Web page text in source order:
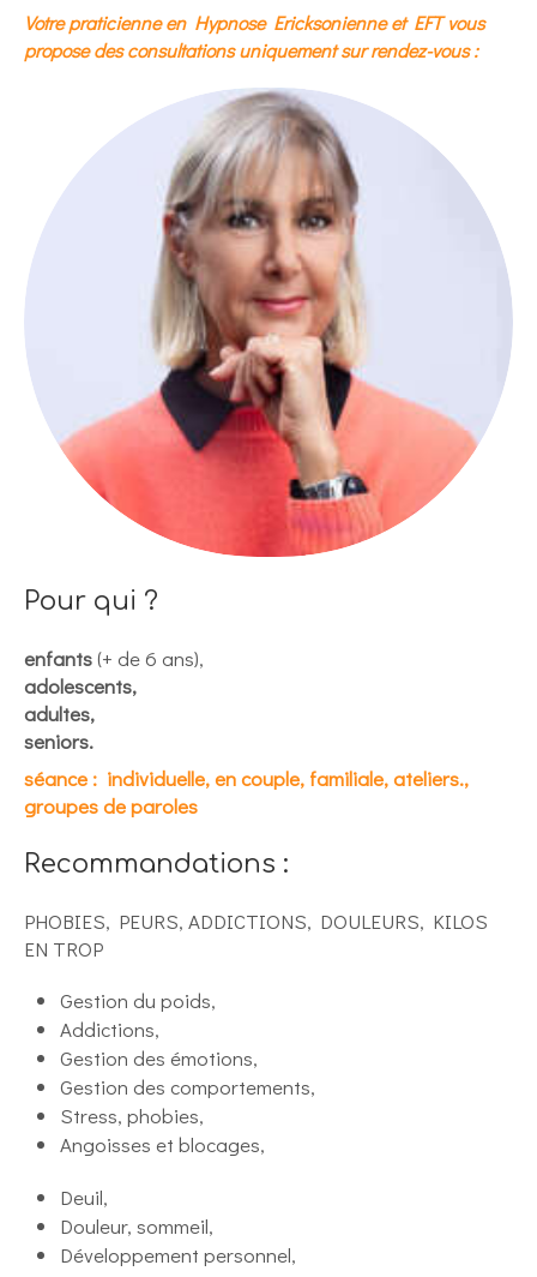
Votre praticienne en Hypnose Ericksonienne et EFT vous
propose des consultations uniquement sur rendez-vous :
Pour qui ?
enfants(+ de 6 ans),
adolescents,
adultes,
seniors.
séance : individuelle, en couple, familiale, ateliers.,
groupes de paroles
Recommandations :
PHOBIES, PEURS, ADDICTIONS, DOULEURS, KILOS
EN TROP
Gestion du poids,
Addictions,
Gestion des émotions,
Gestion des comportements,
Stress, phobies,
Angoisses et blocages,
Deuil,
Douleur, sommeil,
Développement personnel,